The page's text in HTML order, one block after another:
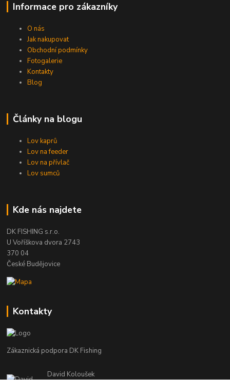
Informace pro zákazníky
O nás
Jak nakupovat
Obchodní podmínky
Fotogalerie
Kontakty
Blog
Články na blogu
Lov kaprů
Lov na feeder
Lov na přívlač
Lov sumců
Kde nás najdete
DK FISHING s.r.o.
U Voříškova dvora 2743
370 04
České Budějovice
Kontakty
Zákaznická podpora DK Fishing
David Koloušek